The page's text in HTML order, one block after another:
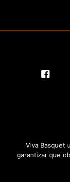
®TODOS LOS
Viva Basquet
garantizar que